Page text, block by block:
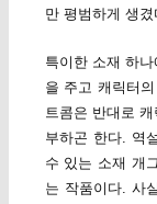
만 평범하게 생
특이한 소재 하
을 주고 캐릭터
트콤은 반대로
부하곤 한다. 역
수 있는 소재 개
는 작품이다. 사